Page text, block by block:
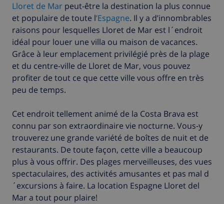
Lloret de Mar peut-être la destination la plus connue
et populaire de toute l’Espagne. Il y a d’innombrables
raisons pour lesquelles Lloret de Mar est l´endroit
idéal pour louer une villa ou maison de vacances.
Grâce à leur emplacement privilégié près de la plage
et du centre-ville de Lloret de Mar, vous pouvez
profiter de tout ce que cette ville vous offre en très
peu de temps.
Cet endroit tellement animé de la Costa Brava est
connu par son extraordinaire vie nocturne. Vous-y
trouverez une grande variété de boîtes de nuit et de
restaurants. De toute façon, cette ville a beaucoup
plus à vous offrir. Des plages merveilleuses, des vues
spectaculaires, des activités amusantes et pas mal d
´excursions à faire. La location Espagne Lloret del
Mar a tout pour plaire!